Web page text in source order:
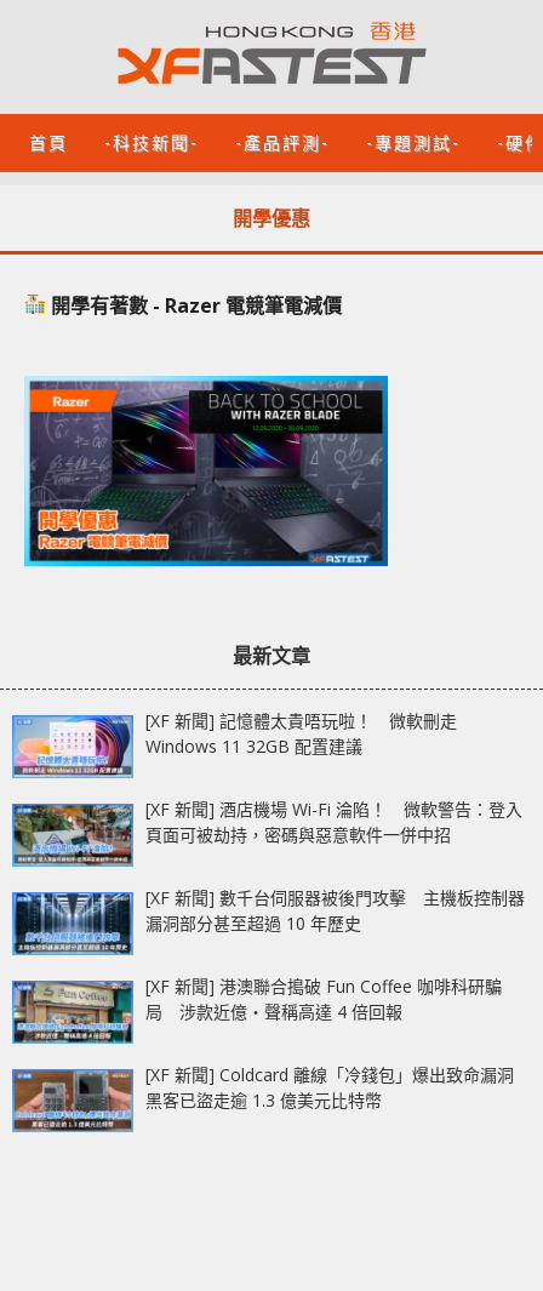
首頁 -科技新聞- -產品評測- -專題測試- -硬
開學優惠
開學有著數 - Razer 電競筆電減價
最新文章
[XF 新聞] 記憶體太貴唔玩啦！ 微軟刪走
Windows 11 32GB 配置建議
[XF 新聞] 酒店機場 Wi-Fi 淪陷！ 微軟警告：登入
頁面可被劫持，密碼與惡意軟件一併中招
[XF 新聞] 數千台伺服器被後門攻擊 主機板控制器
漏洞部分甚至超過 10 年歷史
[XF 新聞] 港澳聯合搗破 Fun Coffee 咖啡科研騙
局 涉款近億‧聲稱高達 4 倍回報
[XF 新聞] Coldcard 離線「冷錢包」爆出致命漏洞
黑客已盜走逾 1.3 億美元比特幣